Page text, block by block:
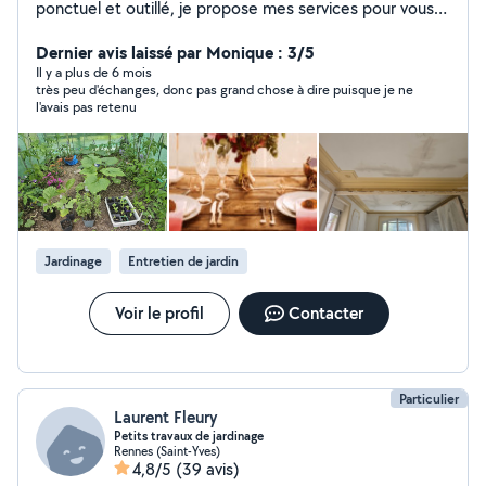
ponctuel et outillé, je propose mes services pour vous
d'Orgères, Rennes Sud et les communes environnantes
(Bruz, Chartres-de Bretagne, Pont-Péan). Bricolage:
Montage de meubles, pose d'étagère, changement de
luminaires, petite réparation. Entretien extérieur: Tonte
de pelouse, taille de haies, nettoyage haute pression.
Aide & Manutention: Aide au déménagement, transport
d'objets encombrants. Pourquoi me choisir Travaille
sognè et respect des délais. Matériel professionnel à
disposition. Réponse rapide à vos messages N'hésitez
pas à me contater pour discuter de vos besion. À
bientôt!"
Dernier avis laissé par Monique : 3/5
Il y a plus de 6 mois
très peu d'échanges, donc pas grand chose à dire puisque je ne
l'avais pas retenu
Jardinage Entretien de jardin
Voir le profil Contacter
Particulier
Laurent Fleury
Petits travaux de jardinage
Rennes (Saint-Yves)
4,8/5 (39 avis)